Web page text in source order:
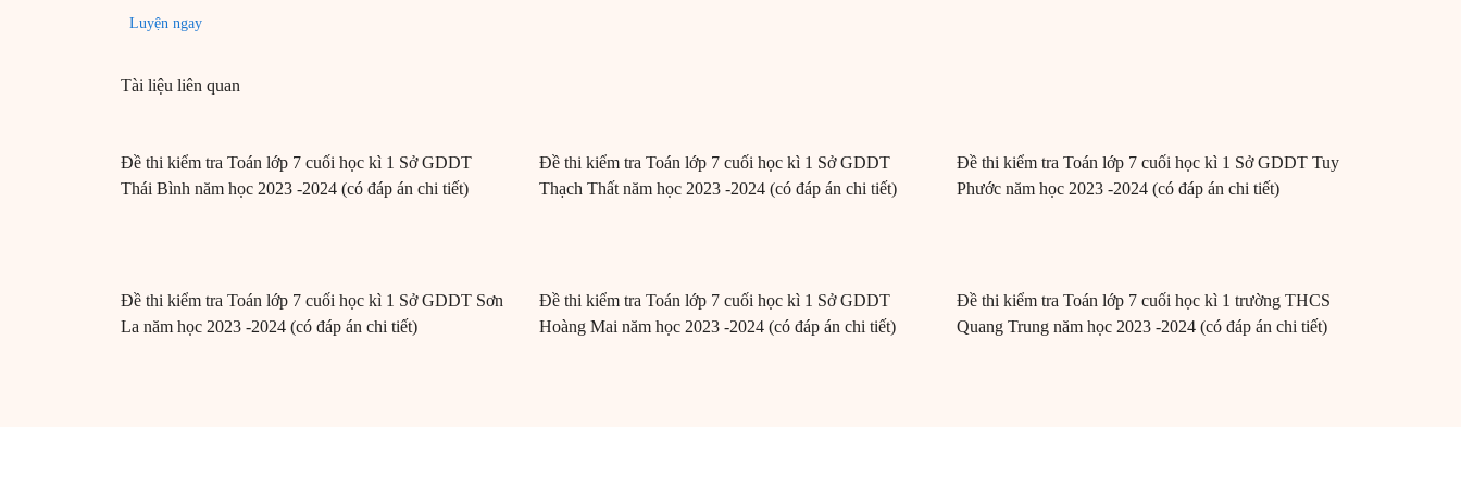
Luyện ngay
Tài liệu liên quan
Đề thi kiểm tra Toán lớp 7 cuối học kì 1 Sở GDDT
Thái Bình năm học 2023 -2024 (có đáp án chi tiết)
Đề thi kiểm tra Toán lớp 7 cuối học kì 1 Sở GDDT
Thạch Thất năm học 2023 -2024 (có đáp án chi tiết)
Đề thi kiểm tra Toán lớp 7 cuối học kì 1 Sở GDDT Tuy
Phước năm học 2023 -2024 (có đáp án chi tiết)
Đề thi kiểm tra Toán lớp 7 cuối học kì 1 Sở GDDT Sơn
La năm học 2023 -2024 (có đáp án chi tiết)
Đề thi kiểm tra Toán lớp 7 cuối học kì 1 Sở GDDT
Hoàng Mai năm học 2023 -2024 (có đáp án chi tiết)
Đề thi kiểm tra Toán lớp 7 cuối học kì 1 trường THCS
Quang Trung năm học 2023 -2024 (có đáp án chi tiết)